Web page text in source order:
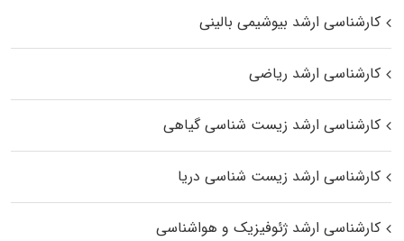
کارشناسی ارشد بیوشیمی بالینی
کارشناسی ارشد ریاضی
کارشناسی ارشد زیست‌ شناسی گیاهی
کارشناسی ارشد زیست‌ شناسی دریا
کارشناسی ارشد ژئوفیزیک و هواشناسی